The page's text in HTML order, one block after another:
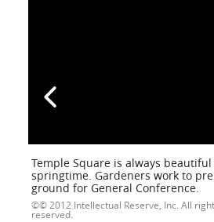
Temple Square is always
springtime. Gardeners work to
ground for General Conference.
© 2012 Intellectual Reserve, Inc. All
reserved.